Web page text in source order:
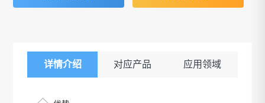
详情介绍 对应产品 应用领域